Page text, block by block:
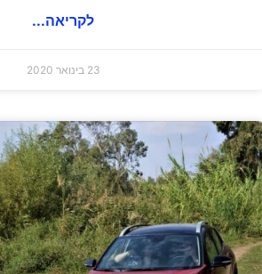
לקריאה...
23 בינואר 2020